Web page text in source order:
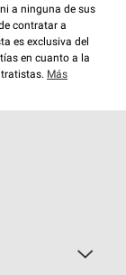
a ninguna de sus
contratar a
es exclusiva del
en cuanto a la
Más